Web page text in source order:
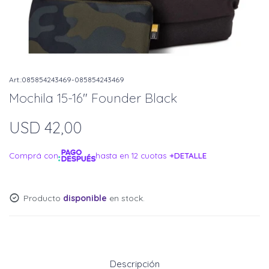
085854243469-085854243469
Mochila 15-16" Founder Black
USD 42,00
Comprá con hasta en 12 cuotas +DETALLE
Producto disponible en stock.
Descripción